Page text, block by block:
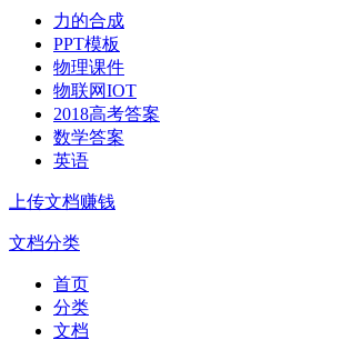
力的合成
PPT模板
物理课件
物联网IOT
2018高考答案
数学答案
英语
上传文档赚钱
文档分类
首页
分类
文档